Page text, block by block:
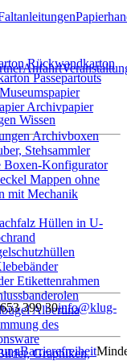
Rückwandkarton
Passepartouts
Museumspapier
Archivpapier
Archivboxen
Stehsammler
Boxen-Konfigurator
Mappen ohne
mit Mechanik
Hüllen in U-
Etikettenrahmen
Albertina
des
Graphiken,
Anfahrt
Wissen
399 30info@klug-
Barrierefreiheit